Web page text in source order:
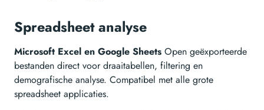
Spreadsheet analyse
Microsoft Excel en Google Sheets Open geëxporteerde
bestanden direct voor draaitabellen, filtering en
demografische analyse. Compatibel met alle grote
spreadsheet applicaties.